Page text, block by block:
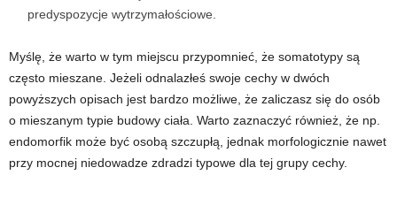
predyspozycje wytrzymałościowe.
Myślę, że warto w tym miejscu przypomnieć, że somatotypy są
często mieszane. Jeżeli odnalazłeś swoje cechy w dwóch
powyższych opisach jest bardzo możliwe, że zaliczasz się do osób
o mieszanym typie budowy ciała. Warto zaznaczyć również, że np.
endomorfik może być osobą szczupłą, jednak morfologicznie nawet
przy mocnej niedowadze zdradzi typowe dla tej grupy cechy.